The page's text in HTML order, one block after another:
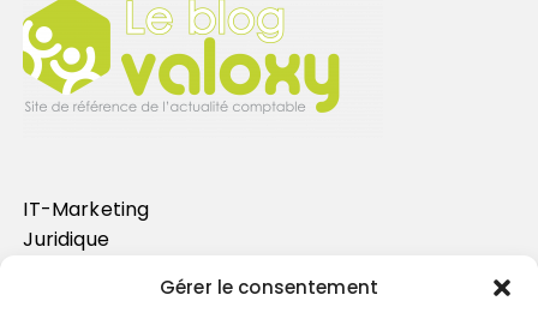
Gérer le consentement
IT-Marketing
Juridique